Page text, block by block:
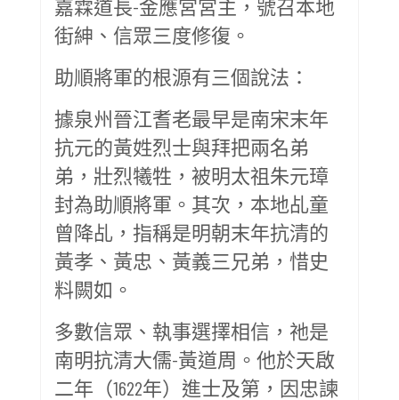
嘉霖道長-金應宮宮主，號召本地
街紳、信眾三度修復。
助順將軍的根源有三個說法：
據泉州晉江耆老最早是南宋末年
抗元的黃姓烈士與拜把兩名弟
弟，壯烈犧牲，被明太祖朱元璋
封為助順將軍。其次，本地乩童
曾降乩，指稱是明朝末年抗清的
黃孝、黃忠、黃義三兄弟，惜史
料闕如。
多數信眾、執事選擇相信，祂是
南明抗清大儒-黃道周。他於天啟
二年（1622年）進士及第，因忠諫